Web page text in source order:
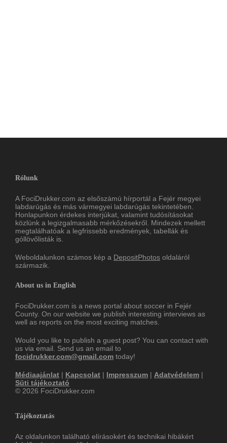
Rólunk
A FociDrukker.com az elsőszámú hírportál a Fejér megyei
labdarúgás és más vármegyei labdarúgás tekintetében.
Honlapunkon érdekes interjúkat, valamint tudósításokat
közlünk a legizgalmasabb mérkőzésekről. Mindezek mellett
megtalálhatóak a legfrissebb eredmények, tabellák és
góllövőlisták is.
Weboldalunkon számos kép a DepositPhotos oldaláról
származik.
About us in English
FociDrukker.com is a news portal about soccer in Fejér
County. On our website we publish interesting interviews as
well as reports on the most exciting matches.
Would you like to publish a guest post? You can contact with
us via email. Send us an email to
focidrukker.com@gmail.com today!
Médiaajánlat | Kapcsolat | Impresszum | Adatvédelem |
Süti tájékoztató
© 2026 FociDrukker.com
Tájékoztatás
Az oldalunkon található elírásokért és technikai hibákért